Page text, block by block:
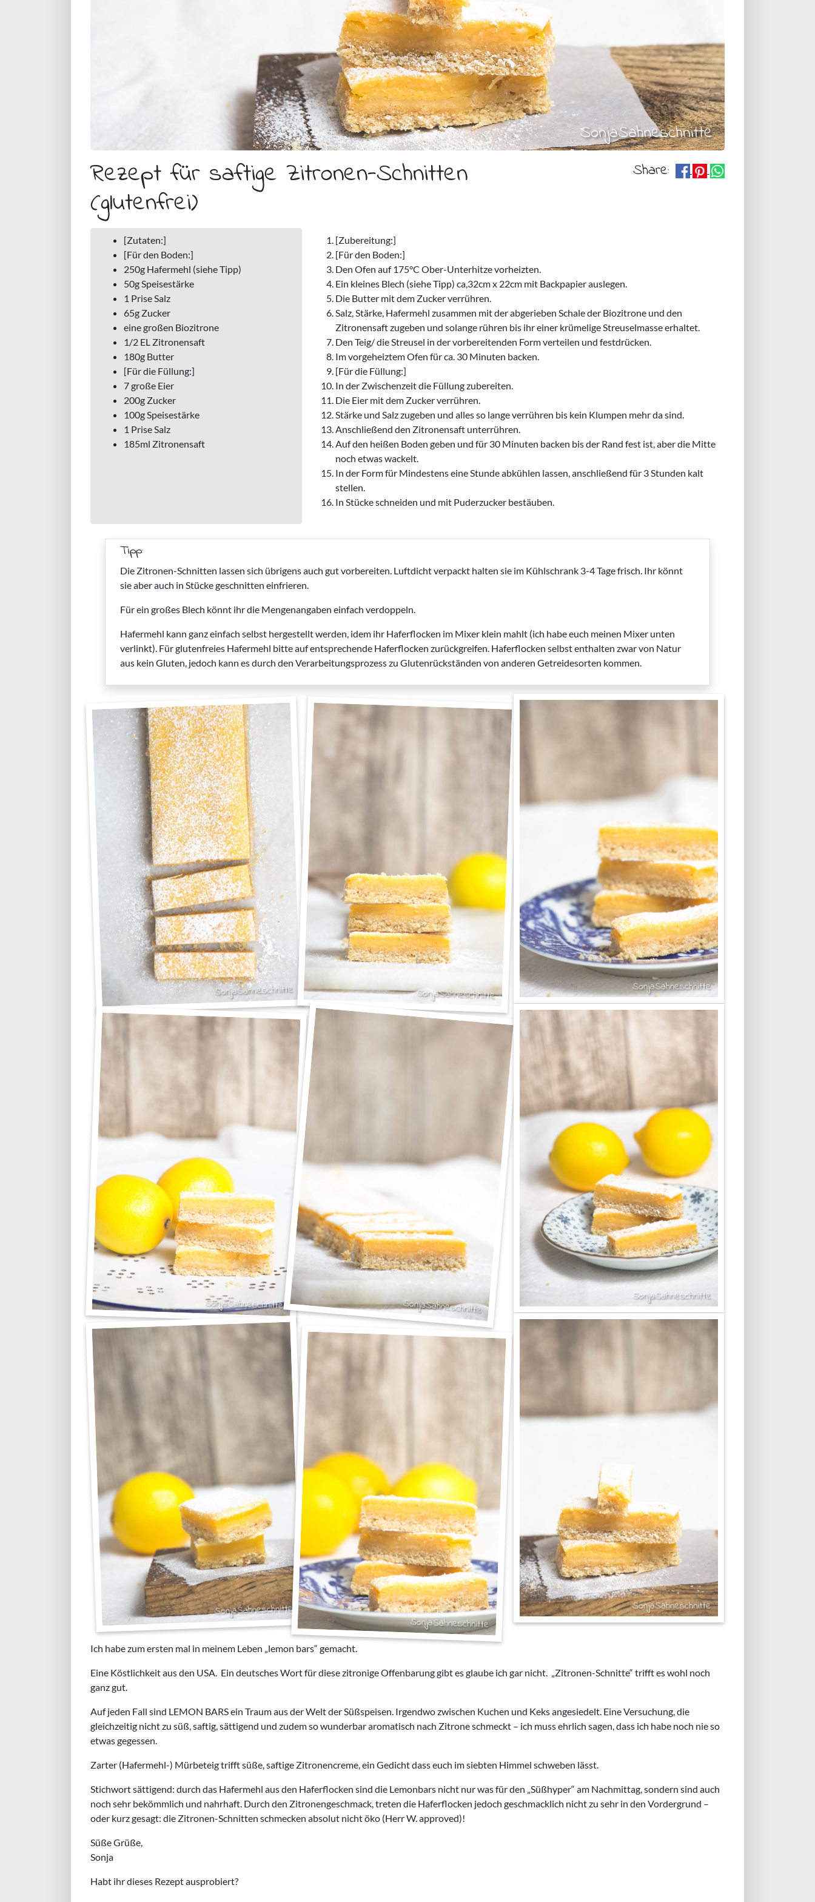
Rezept für saftige Zitronen-Schnitten
(glutenfrei)
Share:
[Zutaten:]
[Für den Boden:]
250g Hafermehl (siehe Tipp)
50g Speisestärke
1 Prise Salz
65g Zucker
eine großen Biozitrone
1/2 EL Zitronensaft
180g Butter
[Für die Füllung:]
7 große Eier
200g Zucker
100g Speisestärke
1 Prise Salz
185ml Zitronensaft
[Zubereitung:]
[Für den Boden:]
Den Ofen auf 175°C Ober-Unterhitze vorheizten.
Ein kleines Blech (siehe Tipp) ca,32cm x 22cm mit Backpapier auslegen.
Die Butter mit dem Zucker verrühren.
Salz, Stärke, Hafermehl zusammen mit der abgerieben Schale der Biozitrone und den
Zitronensaft zugeben und solange rühren bis ihr einer krümelige Streuselmasse erhaltet.
Den Teig/ die Streusel in der vorbereitenden Form verteilen und festdrücken.
Im vorgeheiztem Ofen für ca. 30 Minuten backen.
[Für die Füllung:]
In der Zwischenzeit die Füllung zubereiten.
Die Eier mit dem Zucker verrühren.
Stärke und Salz zugeben und alles so lange verrühren bis kein Klumpen mehr da sind.
Anschließend den Zitronensaft unterrühren.
Auf den heißen Boden geben und für 30 Minuten backen bis der Rand fest ist, aber die Mitte
noch etwas wackelt.
In der Form für Mindestens eine Stunde abkühlen lassen, anschließend für 3 Stunden kalt
stellen.
In Stücke schneiden und mit Puderzucker bestäuben.
Tipp:
Die Zitronen-Schnitten lassen sich übrigens auch gut vorbereiten. Luftdicht verpackt halten sie im Kühlschrank 3-4 Tage frisch. Ihr könnt
sie aber auch in Stücke geschnitten einfrieren.
Für ein großes Blech könnt ihr die Mengenangaben einfach verdoppeln.
Hafermehl kann ganz einfach selbst hergestellt werden, idem ihr Haferflocken im Mixer klein mahlt (ich habe euch meinen Mixer unten
verlinkt). Für glutenfreies Hafermehl bitte auf entsprechende Haferflocken zurückgreifen. Haferflocken selbst enthalten zwar von Natur
aus kein Gluten, jedoch kann es durch den Verarbeitungsprozess zu Glutenrückständen von anderen Getreidesorten kommen.
Ich habe zum ersten mal in meinem Leben „lemon bars“ gemacht.
Eine Köstlichkeit aus den USA. Ein deutsches Wort für diese zitronige Offenbarung gibt es glaube ich gar nicht. „Zitronen-Schnitte“ trifft es wohl noch
ganz gut.
Auf jeden Fall sind LEMON BARS ein Traum aus der Welt der Süßspeisen. Irgendwo zwischen Kuchen und Keks angesiedelt. Eine Versuchung, die
gleichzeitig nicht zu süß, saftig, sättigend und zudem so wunderbar aromatisch nach Zitrone schmeckt – ich muss ehrlich sagen, dass ich habe noch nie so
etwas gegessen.
Zarter (Hafermehl-) Mürbeteig trifft süße, saftige Zitronencreme, ein Gedicht dass euch im siebten Himmel schweben lässt.
Stichwort sättigend: durch das Hafermehl aus den Haferflocken sind die Lemonbars nicht nur was für den „Süßhyper“ am Nachmittag, sondern sind auch
noch sehr bekömmlich und nahrhaft. Durch den Zitronengeschmack, treten die Haferflocken jedoch geschmacklich nicht zu sehr in den Vordergrund –
oder kurz gesagt: die Zitronen-Schnitten schmecken absolut nicht öko (Herr W. approved)!
Süße Grüße,
Sonja
Habt ihr dieses Rezept ausprobiert?